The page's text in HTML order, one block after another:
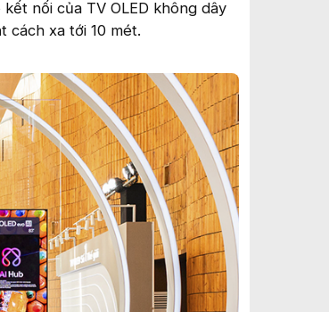
nối của TV OLED không dây
cách xa tới 10 mét.